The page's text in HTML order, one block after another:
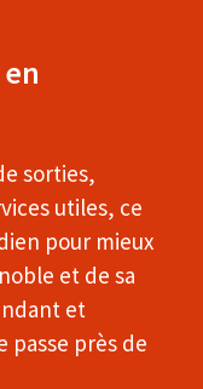
sorties,
utiles, ce
pour mieux
et de sa
et
passe près de